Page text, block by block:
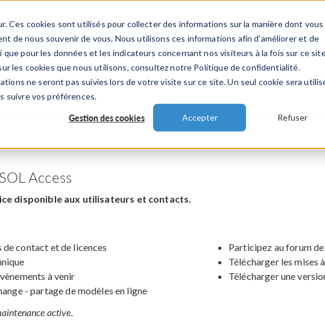
Ces cookies sont utilisés pour collecter des informations sur la manière dont vous
de nous souvenir de vous. Nous utilisons ces informations afin d'améliorer et de
pour les données et les indicateurs concernant nos visiteurs à la fois sur ce
les cookies que nous utilisons, consultez notre Politique de confidentialité.
ne seront pas suivies lors de votre visite sur ce site. Un seul cookie sera
suivre vos préférences.
Gestion des cookies Accepter Refuser
PRODUITS INDUSTRIES VIDEOS
Access
disponible aux utilisateurs et contacts.
contact et de licences
à venir
- partage de modèles en ligne
Participez au forum
Télécharger les mises
Télécharger une
active.